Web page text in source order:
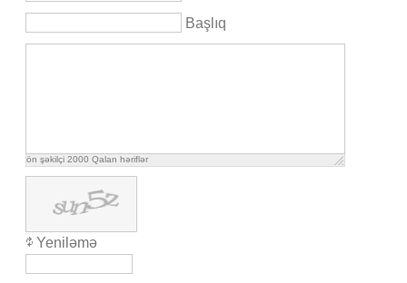
Başlıq
ön şəkilçi 2000 Qalan həriflər
Yeniləmə